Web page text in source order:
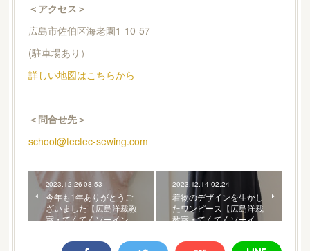
＜アクセス＞
広島市佐伯区海老園1-10-57
(駐車場あり）
詳しい地図はこちらから
＜問合せ先＞
school@tectec-sewing.com
2023.12.26 08:53
今年も1年ありがとうご
ざいました【広島洋裁教
室・てくてくソーイン…
2023.12.14 02:24
着物のデザインを生かし
たワンピース【広島洋裁
教室・てくてくソーイ…